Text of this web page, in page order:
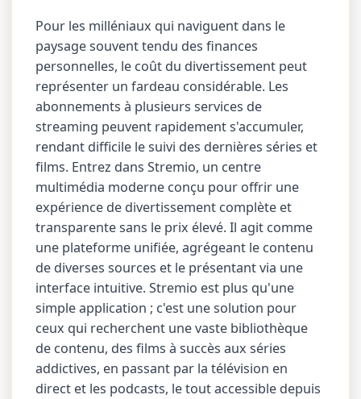
Pour les milléniaux qui naviguent dans le
paysage souvent tendu des finances
personnelles, le coût du divertissement peut
représenter un fardeau considérable. Les
abonnements à plusieurs services de
streaming peuvent rapidement s'accumuler,
rendant difficile le suivi des dernières séries et
films. Entrez dans Stremio, un centre
multimédia moderne conçu pour offrir une
expérience de divertissement complète et
transparente sans le prix élevé. Il agit comme
une plateforme unifiée, agrégeant le contenu
de diverses sources et le présentant via une
interface intuitive. Stremio est plus qu'une
simple application ; c'est une solution pour
ceux qui recherchent une vaste bibliothèque
de contenu, des films à succès aux séries
addictives, en passant par la télévision en
direct et les podcasts, le tout accessible depuis